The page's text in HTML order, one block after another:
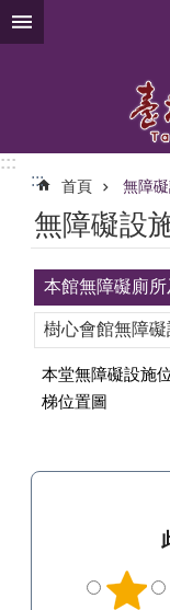
跳到主要內容區塊
:::
:::
首頁 無障
無障礙設
本館無障礙廁
樹心會館無障
本堂無障礙設施
梯位置圖